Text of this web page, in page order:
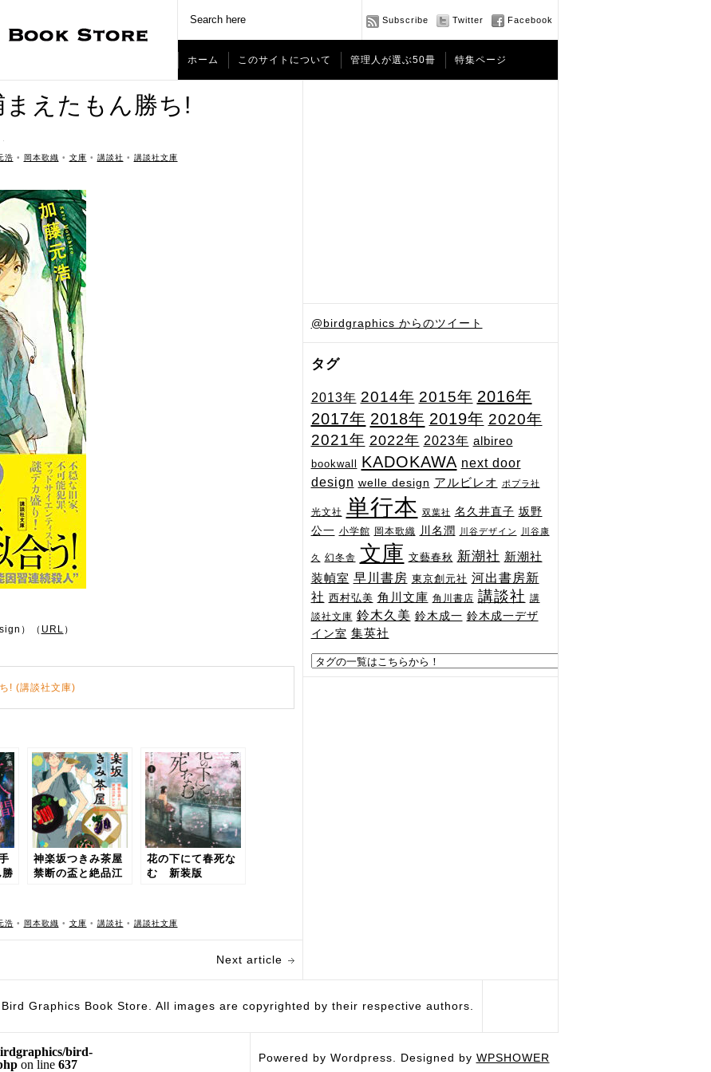
Subscribe Twitter Facebook
ホーム このサイトについて 管理人が選ぶ50冊 特集ページ
@birdgraphics からのツイート
タグ
2013年 2014年 2015年 2016年
2017年 2018年 2019年 2020年
2021年 2022年 2023年 albireo
bookwall KADOKAWA next door
design welle design アルビレオ ポプラ社
光文社 単行本 双葉社 名久井直子 坂野
公一 小学館 岡本歌織 川名潤 川谷デザイン 川谷康
久 幻冬舎 文庫 文藝春秋 新潮社 新潮社
装幀室 早川書房 東京創元社 河出書房新
社 西村弘美 角川文庫 角川書店 講談社 講
談社文庫 鈴木久美 鈴木成一 鈴木成一デザ
イン室 集英社
えたもん勝ち!
ˑ
浩 • 岡本歌織 • 文庫 • 講談社 • 講談社文庫
）（ URL ）
! (講談社文庫)
神楽坂つきみ茶屋
禁断の盃と絶品江
花の下にて春死な
む 新装版
浩 • 岡本歌織 • 文庫 • 講談社 • 講談社文庫
Next article
Graphics Book Store. All images are copyrighted by their respective authors.
Powered by Wordpress. Designed by WPSHOWER
bird-
on line 637